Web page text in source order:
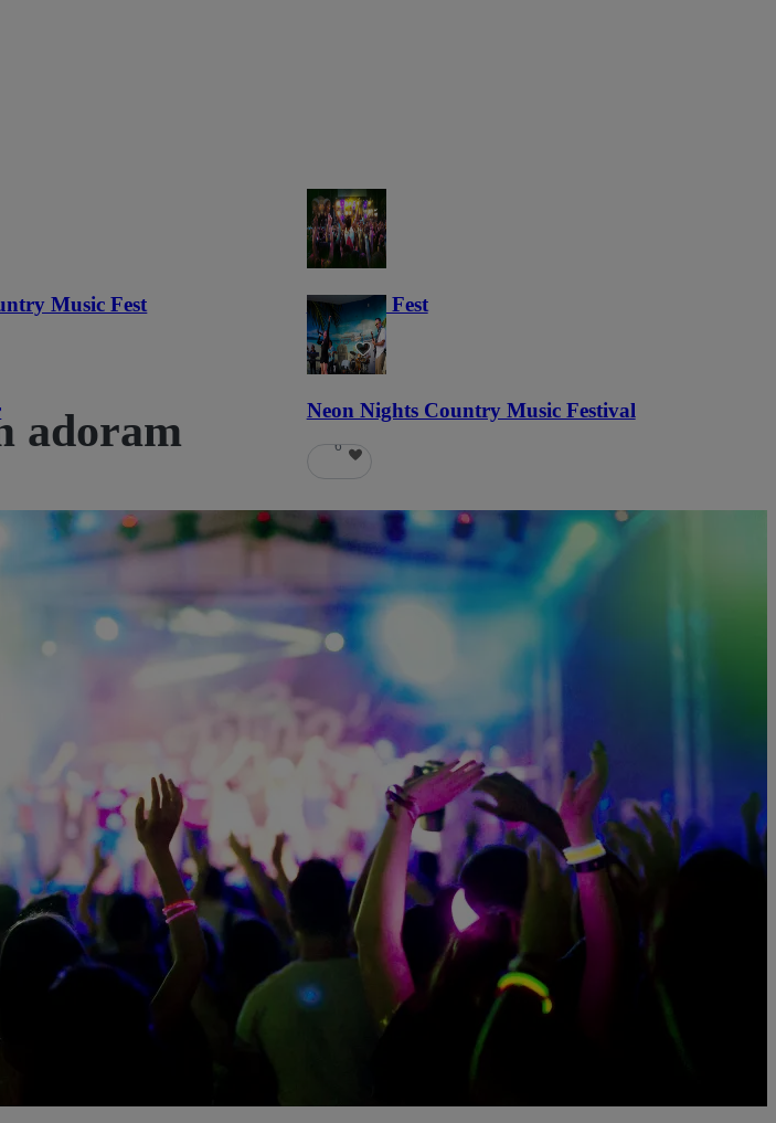
Music Fest Haunted Fest
58
Neon Nights Country Music Festival
6
adoram